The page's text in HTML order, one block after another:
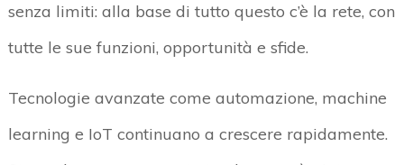
senza limiti: alla base di tutto questo c’è la rete, con
tutte le sue funzioni, opportunità e sfide.
Tecnologie avanzate come automazione, machine
learning e IoT continuano a crescere rapidamente.